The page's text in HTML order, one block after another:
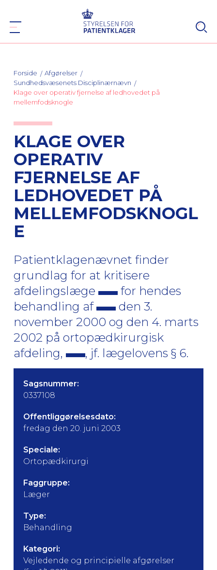
Forside
Afgørelser
Sundhedsvæsenets Disciplinærnævn
Klage over operativ fjernelse af ledhovedet på
mellemfodsknogle
KLAGE OVER
OPERATIV
FJERNELSE AF
LEDHOVEDET PÅ
MELLEMFODSKNOGL
E
Patientklagenævnet finder
grundlag for at kritisere
afdelingslæge
for hendes
behandling af
den 3.
november 2000 og den 4. marts
2002 på ortopædkirurgisk
afdeling,
, jf. lægelovens § 6.
Sagsnummer:
0337108
Offentliggørelsesdato:
fredag den 20. juni 2003
Speciale:
Ortopædkirurgi
Faggruppe:
Læger
Type:
Behandling
Kategori:
Vejledende og principielle afgørelser